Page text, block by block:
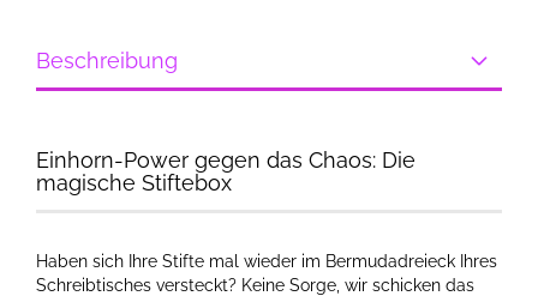
Beschreibung
Einhorn-Power gegen das Chaos: Die
magische Stiftebox
Haben sich Ihre Stifte mal wieder im Bermudadreieck Ihres
Schreibtisches versteckt? Keine Sorge, wir schicken das